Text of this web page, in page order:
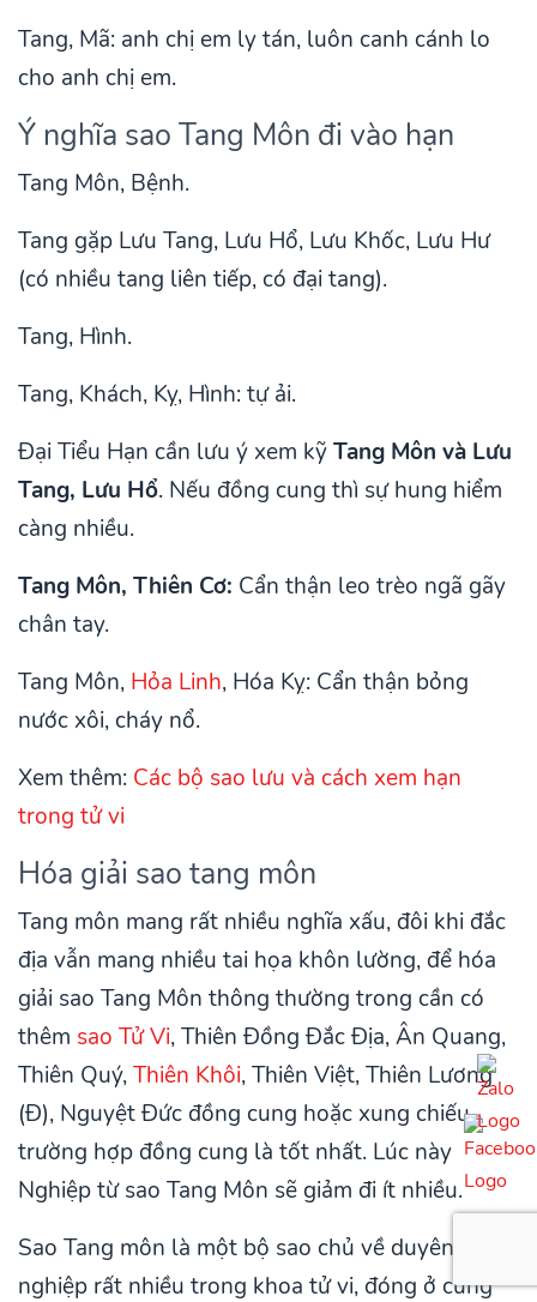
Tang, Mã: anh chị em ly tán, luôn canh cánh lo
cho anh chị em.
Ý nghĩa sao Tang Môn đi vào hạn
Tang Môn, Bệnh.
Tang gặp Lưu Tang, Lưu Hổ, Lưu Khốc, Lưu Hư
(có nhiều tang liên tiếp, có đại tang).
Tang, Hình.
Tang, Khách, Kỵ, Hình: tự ải.
Đại Tiểu Hạn cần lưu ý xem kỹTang Môn và Lưu
Tang, Lưu Hổ. Nếu đồng cung thì sự hung hiểm
càng nhiều.
Tang Môn, Thiên Cơ: Cẩn thận leo trèo ngã gãy
chân tay.
Tang Môn, Hỏa Linh, Hóa Kỵ: Cẩn thận bỏng
nước xôi, cháy nổ.
Xem thêm: Các bộ sao lưu và cách xem hạn
trong tử vi
Hóa giải sao tang môn
Tang môn mang rất nhiều nghĩa xấu, đôi khi đắc
địa vẫn mang nhiều tai họa khôn lường, để hóa
giải sao Tang Môn thông thường trong cần có
thêm sao Tử Vi, Thiên Đồng Đắc Địa, Ân Quang,
Thiên Quý,Thiên Khôi, Thiên Việt, Thiên Lương
(Đ), Nguyệt Đức đồng cung hoặc xung chiếu,
trường hợp đồng cung là tốt nhất. Lúc này
Nghiệp từ sao Tang Môn sẽ giảm đi ít nhiều.
Sao Tang môn là một bộ sao chủ về duyên
nghiệp rất nhiều trong khoa tử vi, đóng ở cung